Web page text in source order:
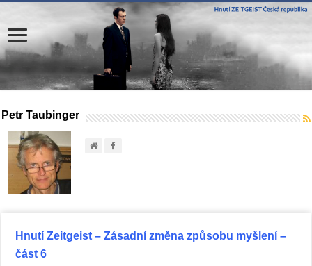
Petr Taubinger
Hnutí Zeitgeist – Zásadní změna způsobu myšlení –
část 6